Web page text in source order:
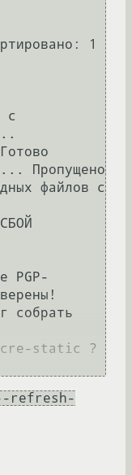
1
с
файлов с
PGP-
собрать
pcre-static ?
--refresh-